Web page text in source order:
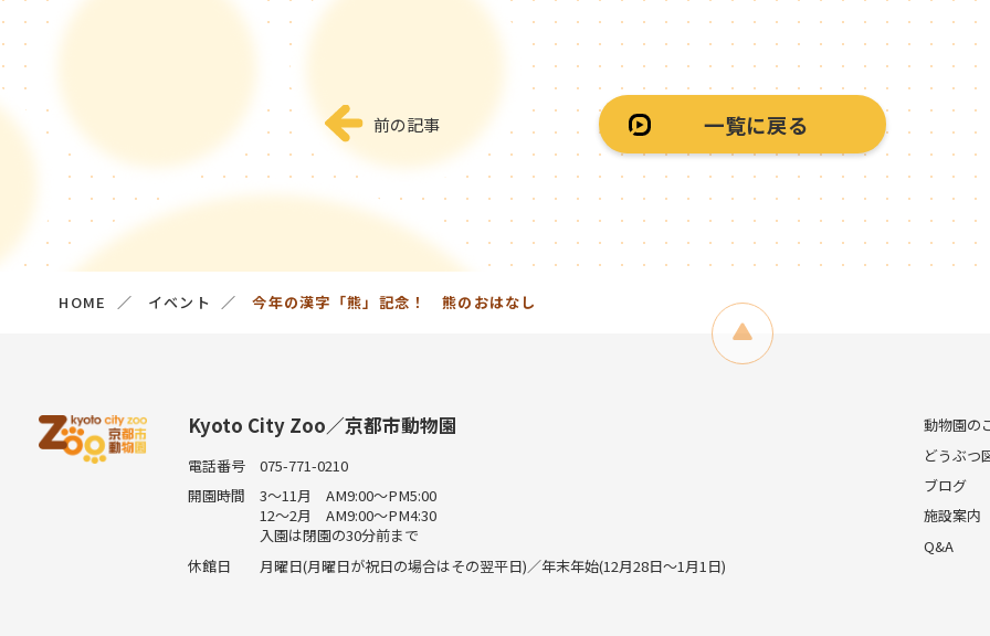
前の記事 一覧に戻る
HOME イベント 今年の漢字「熊」記念！ 熊のおはなし
Kyoto City Zoo／京都市動物園
電話番号
075-771-0210
開園時間
3～11月 AM9:00～PM5:00
12～2月 AM9:00～PM4:30
入園は閉園の30分前まで
休館日
月曜日(月曜日が祝日の場合はその翌平日)／年末年始(12月28日～1月1日)
動物園の
どうぶつ
ブログ
施設案内
Q&A